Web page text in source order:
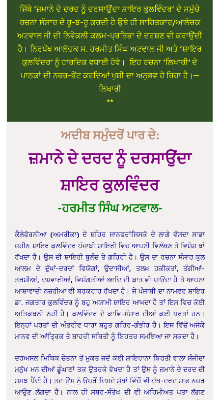
ਜਿੱਥੇ ‘ਜ਼ਮਾਨੇ ਦੇ ਦਰਦ ਨੂੰ ਦਰਸਾਉਂਦਾ ਸ਼ਾਇਰ ਕੁਲਵਿੰਦਰ‘ ਦੇ ਸਮੁੱਚੇ
ਰਚਨਾ ਸੰਸਾਰ ਦੇ ਰੂ-ਬ-ਰੂ ਕਰਦੀ ਹੈ ਉਥੇ ਹੀ ਸਾਹਿਤਕਾਰ/ਆਲੋਚਕ
ਅਟਵਾਲ ਜੀ ਦੀ ਨਿਵੇਕਲੀ ਕਲਮ-ਪ੍ਰਤਿਭਾ ਦੇ ਦਰਸ਼ਣ ਵੀ ਕਰਾਉਂਦੀ
ਹੈ। ਨਿਰਪੱਖ ਆਲੋਚਕ ਸ. ਹਰਮੀਤ ਸਿੰਘ ਅਟਵਾਲ ਜੀ ਅਤੇ ‘ਸ਼ਾਇਰ
ਕੁਲਵਿੰਦਰ’ ਨੂੰ ਹਾਰਦਿਕ ਵਧਾਈ ਹੋਵੇ। ਇਹ ਰਚਨਾ ‘ਲਿਖਾਰੀ’ ਦੇ
ਪਾਠਕਾਂ ਦੀ ਨਜ਼ਰ-ਭੇਂਟ ਕਰਦਿਆਂ ਖੁਸ਼ੀ ਦਾ ਅਨੁਭਵ ਹੋ ਰਿਹਾ ਹੈ।—
ਲਿਖਾਰੀ
**
ਅਦੀਬ ਸਮੁੰਦਰੋਂ ਪਾਰ ਦੇ:
ਜ਼ਮਾਨੇ ਦੇ ਦਰਦ ਨੂੰ ਦਰਸਾਉਂਦਾ
ਸ਼ਾਇਰ ਕੁਲਵਿੰਦਰ
-ਹਰਮੀਤ ਸਿੰਘ ਅਟਵਾਲ-
ਕੈਲੇਫੋਰਨੀਆ (ਅਮਰੀਕਾ) ਦੇ ਸ਼ਹਿਰ ਸਾਨਫਰਾਂਸਿਸਕੋ ਦੇ ਲਾਗੇ ਵੱਸਦਾ ਸਾਡਾ
ਜ਼ਹੀਨ ਸ਼ਾਇਰ ਕੁਲਵਿੰਦਰ ਪੰਜਾਬੀ ਸ਼ਾਇਰੀ ਵਿਚ ਆਪਣੀ ਵਿਲੱਖਣ ਤੇ ਵਿਸ਼ੇਸ਼ ਥਾਂ
ਰੱਖਦਾ ਹੈ। ਉਸ ਦੀ ਸ਼ਾਇਰੀ ਬੁਲੰਦ ਤੇ ਗਹਿਰੀ ਹੈ। ਉਸ ਦਾ ਰਚਨਾ ਸੰਸਾਰ ਕੁਲ
ਆਲਮ ਦੇ ਦੁੱਖਾਂ-ਦਰਦਾਂ ਵਿਯੋਗਾਂ, ਉਦਾਸੀਆਂ, ਤਲਖ਼ ਹਕੀਕਤਾਂ, ਤੰਗੀਆਂ-
ਤੁਰਸ਼ੀਆਂ, ਦੁਸ਼ਵਾਰੀਆਂ, ਵਿਸੰਗਤੀਆਂ ਆਦਿ ਦੀ ਬਾਤ ਵੀ ਪਾਉਦਾ ਹੈ ਤੇ ਆਪਣਾ
ਆਸ਼ਾਵਾਦੀ ਨਜ਼ਰੀਆ ਵੀ ਬਰਕਰਾਰ ਰੱਖਦਾ ਹੈ। ਜੇ ਪੰਜਾਬੀ ਦਾ ਨਾਮਵਰ ਸ਼ਾਇਰ
ਡਾ. ਜਗਤਾਰ ਕੁਲਵਿੰਦਰ ਨੂੰ ਬਹੁ ਅਯਾਮੀ ਸ਼ਾਇਰ ਆਖਦਾ ਹੈ ਤਾਂ ਇਸ ਵਿਚ ਕੋਈ
ਅਤਿਕਥਨੀ ਨਹੀਂ ਹੈ। ਕੁਲਵਿੰਦਰ ਦੇ ਕਾਵਿ-ਸੰਸਾਰ ਦੀਆਂ ਕਈ ਪਰਤਾਂ ਹਨ।
ਇਨ੍ਹਾਂ ਪਰਤਾਂ ਦੀ ਅੰਤਰੀਵ ਧਾਰਾ ਬਹੁਤ ਗਹਿਰ-ਗੰਭੀਰ ਹੈ। ਇਸ ਵਿੱਚੋਂ ਅਜੋਕੇ
ਮਾਨਵ ਦੀ ਆਂਤਿ੍ਰਕ ਤੇ ਬਾਹਰੀ ਸਥਿਤੀ ਨੂੰ ਬਿਹਤਰ ਸਮਝਿਆ ਜਾ ਸਕਦਾ ਹੈ।
ਦਰਅਸਲ ਮਿਥਿਕ ਚੇਤਨਾ ਤੋਂ ਮੁਕਤ ਜਦੋਂ ਕੋਈ ਸ਼ਾਇਰਾਨਾ ਬਿਰਤੀ ਵਾਲਾ ਸੰਜੀਦਾ
ਮਨੁੱਖ ਮਨ ਦੀਆਂ ਡੂੰਘਾਣਾਂ ਤਕ ਉਤਰਕੇ ਵੇਖਦਾ ਹੈ ਤਾਂ ਉਸ ਨੂੰ ਜ਼ਮਾਨੇ ਦੇ ਦਰਦ ਦੀ
ਸਮਝ ਪੈਂਦੀ ਹੈ। ਤਦ ਉਸ ਨੂੰ ਉਪਰੋਂ ਦਿਸਦੇ ਸੁੱਖਾਂ ਵਿੱਚੋਂ ਵੀ ਦੁੱਖ-ਦਰਦ ਸਾਫ਼ ਨਜ਼ਰ
ਆਉਣ ਲੱਗਦਾ ਹੈ। ਨਾਲ ਹੀ ਸਬਰ-ਸੰਤੋਖ ਦੀ ਵੀ ਅਹਿਮੀਅਤ ਪਤਾ ਲੱਗਣ